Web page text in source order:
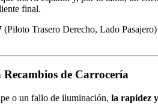
final.
(Piloto Trasero Derecho, Lado
de Carrocería
o un fallo de iluminación, la rapidez